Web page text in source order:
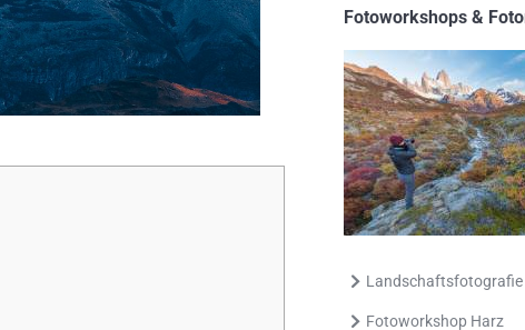
Fotoworkshops &
Landschaftsfotografie
Fotoworkshop Harz